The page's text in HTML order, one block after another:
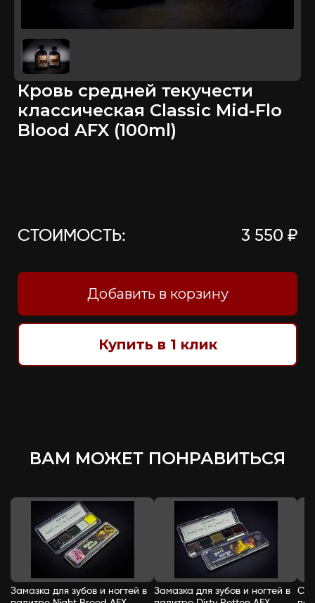
Кровь средней текучести
классическая Classic Mid-Flo
Blood AFX (100ml)
СТОИМОСТЬ: 3 550 ₽
Добавить в корзину
Купить в 1 клик
ВАМ МОЖЕТ ПОНРАВИТЬСЯ
Замазка для зубов и ногтей в
Замазка для зубов и ногтей в